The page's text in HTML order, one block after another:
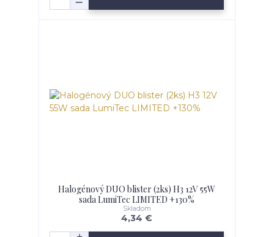
Halogénový DUO blister (2ks) H3 12V 55W
sada LumiTec LIMITED +130%
4,34 €
Skladom